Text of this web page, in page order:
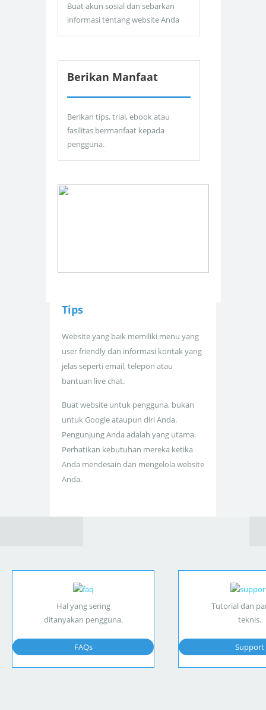
Buat akun sosial dan sebarkan
informasi tentang website Anda
Berikan Manfaat
Berikan tips, trial, ebook atau
fasilitas bermanfaat kepada
pengguna.
Tips
Website yang baik memiliki menu yang
user friendly dan informasi kontak yang
jelas seperti email, telepon atau
bantuan live chat.
Buat website untuk pengguna, bukan
untuk Google ataupun diri Anda.
Pengunjung Anda adalah yang utama.
Perhatikan kebutuhan mereka ketika
Anda mendesain dan mengelola website
Anda.
Hal yang sering
ditanyakan pengguna.
FAQs
Tutorial dan
teknis.
Support